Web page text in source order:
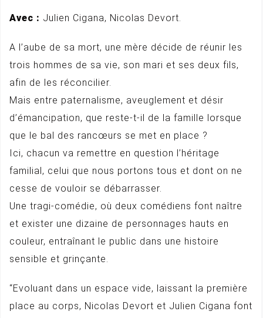
Avec : Julien Cigana, Nicolas Devort.
A l’aube de sa mort, une mère décide de réunir les
trois hommes de sa vie, son mari et ses deux fils,
afin de les réconcilier.
Mais entre paternalisme, aveuglement et désir
d’émancipation, que reste-t-il de la famille lorsque
que le bal des rancœurs se met en place ?
Ici, chacun va remettre en question l’héritage
familial, celui que nous portons tous et dont on ne
cesse de vouloir se débarrasser.
Une tragi-comédie, où deux comédiens font naître
et exister une dizaine de personnages hauts en
couleur, entraînant le public dans une histoire
sensible et grinçante.
“Evoluant dans un espace vide, laissant la première
place au corps, Nicolas Devort et Julien Cigana font